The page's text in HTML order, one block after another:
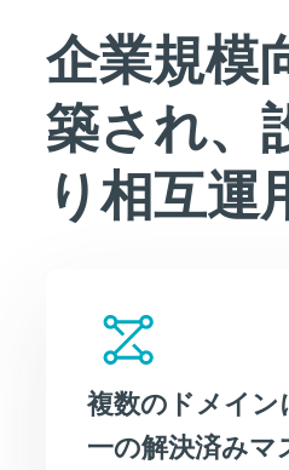
企業規模
築され、
り相互運
複数のドメイ
一の解決済みマ